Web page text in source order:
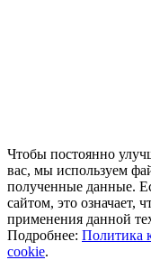
Чтобы постоянно
вас, мы используем
полученные данные.
сайтом, это означает,
применения данной
Подробнее: Политика
cookie.